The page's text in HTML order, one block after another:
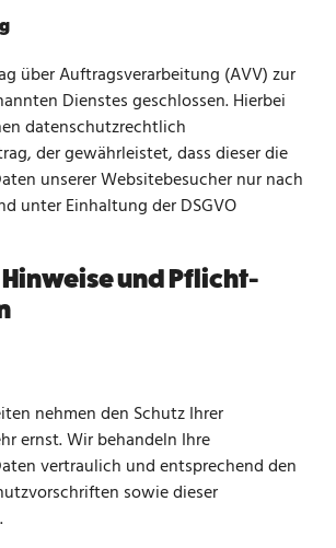
über Auftragsverarbeitung (AVV) zur
Dienstes geschlossen. Hierbei
datenschutzrechtlich
der gewährleistet, dass dieser die
unserer Websitebesucher nur nach
unter Einhaltung der DSGVO
und Pflicht­
nehmen den Schutz Ihrer
ernst. Wir behandeln Ihre
vertraulich und entsprechend den
sowie dieser